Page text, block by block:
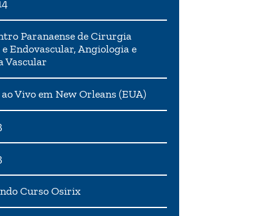
Paranaense de Cirurgia
Endovascular, Angiologia e
Vascular
Vivo em New Orleans (EUA)
Curso Osirix